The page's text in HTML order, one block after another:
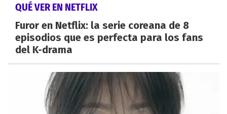
QUÉ VER EN NETFLIX
Furor en Netflix: la serie coreana de 8
episodios que es perfecta para los fans
del K-drama